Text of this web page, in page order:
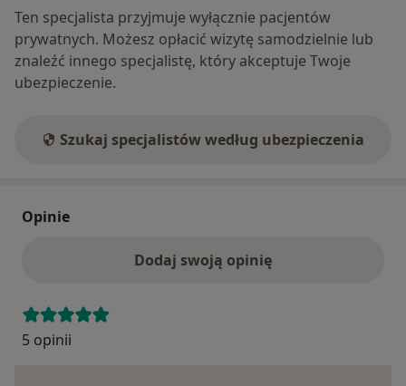
Ten specjalista przyjmuje wyłącznie pacjentów
prywatnych. Możesz opłacić wizytę samodzielnie lub
znaleźć innego specjalistę, który akceptuje Twoje
ubezpieczenie.
Szukaj specjalistów według ubezpieczenia
Opinie
Dodaj swoją opinię
5 opinii